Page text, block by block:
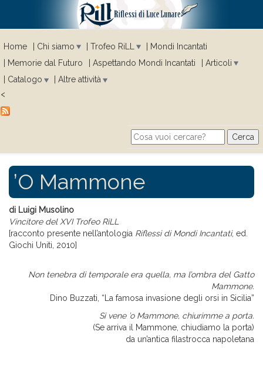
Home Chi siamo Trofeo RiLL
Mondi Incantati
Memorie dal Futuro
Aspettando Mondi Incantati
Articoli
Catalogo
Altre attività
<
Search form
Cerca
’O Mammone
di Luigi Musolino
Vincitore del XVI Trofeo RiLL
[racconto presente nell’antologia Riflessi di Mondi Incantati, ed.
Giochi Uniti, 2010]
Non tenebra di temporale era quella, ma l’ombra del Gatto
Mammone.
Dino Buzzati, “La famosa invasione degli orsi in Sicilia”
Si vene ’o Mammone, chiurimme a porta.
(Se arriva il Mammone, chiudiamo la porta)
da un’antica filastrocca napoletana